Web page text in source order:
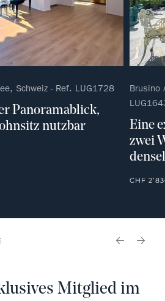
Schweiz - Ref. LUG1728
Panoramablick,
nutzbar
Brusino
Eine
zwei
CHF
Mitglied im